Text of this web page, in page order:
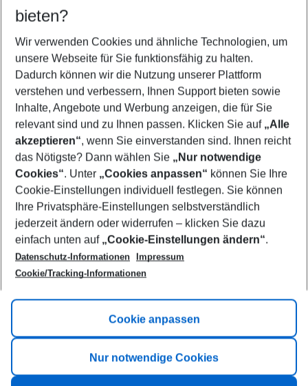
Your departure airport
Any airport
Select your date range
09/08/26–07/08/27 5-8 nights
Who will travel
2 adults No children
Show more filter
Footer
Footer navigation
Title A
Link A
bieten?
Wir verwenden Cookies und ähnliche Technologien, um
unsere Webseite für Sie funktionsfähig zu halten.
Dadurch können wir die Nutzung unserer Plattform
verstehen und verbessern, Ihnen Support bieten sowie
Inhalte, Angebote und Werbung anzeigen, die für Sie
relevant sind und zu Ihnen passen. Klicken Sie auf „Alle
akzeptieren“, wenn Sie einverstanden sind. Ihnen reicht
das Nötigste? Dann wählen Sie „Nur notwendige
Cookies“. Unter „Cookies anpassen“ können Sie Ihre
Cookie-Einstellungen individuell festlegen. Sie können
Ihre Privatsphäre-Einstellungen selbstverständlich
jederzeit ändern oder widerrufen – klicken Sie dazu
einfach unten auf „Cookie-Einstellungen ändern“.
Datenschutz-Informationen
Impressum
Cookie/Tracking-Informationen
Cookie anpassen
Nur notwendige Cookies